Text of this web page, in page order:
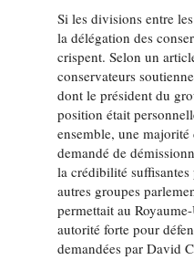
Si les divisions entre
la délégation des
crispent. Selon un
conservateurs
dont le président du
position était
ensemble, une
demandé de
la crédibilité
autres groupes
permettait au
autorité forte pour
demandées par David